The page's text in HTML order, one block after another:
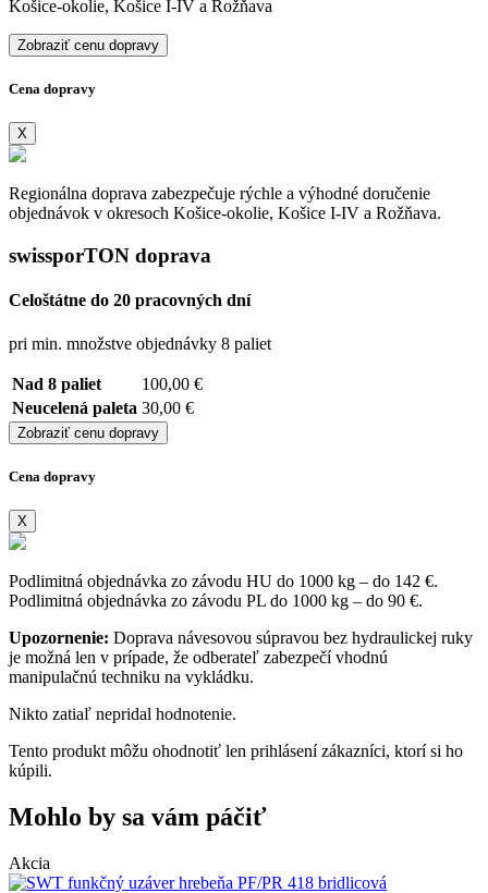
Košice-okolie, Košice I-IV a Rožňava
Zobraziť cenu dopravy
Cena dopravy
X
Regionálna doprava zabezpečuje rýchle a výhodné doručenie
objednávok v okresoch Košice-okolie, Košice I-IV a Rožňava.
swissporTON doprava
Celoštátne do 20 pracovných dní
pri min. množstve objednávky 8 paliet
Nad 8 paliet
100,00 €
Neucelená paleta 30,00 €
Zobraziť cenu dopravy
Cena dopravy
X
Podlimitná objednávka zo závodu HU do 1000 kg – do 142 €.
Podlimitná objednávka zo závodu PL do 1000 kg – do 90 €.
Upozornenie: Doprava návesovou súpravou bez hydraulickej ruky
je možná len v prípade, že odberateľ zabezpečí vhodnú
manipulačnú techniku na vykládku.
Nikto zatiaľ nepridal hodnotenie.
Tento produkt môžu ohodnotiť len prihlásení zákazníci, ktorí si ho
kúpili.
Mohlo by sa vám páčiť
Akcia